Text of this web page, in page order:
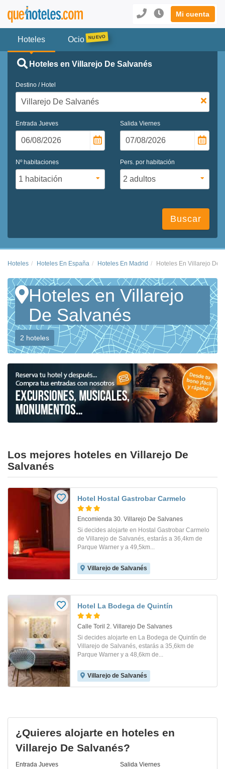
Mi cuenta
Hoteles Ocio
Hoteles en Villarejo De Salvanés
Destino / Hotel
Entrada Jueves Salida Viernes
Nº habitaciones Pers. por habitación
Buscar
Hoteles Hoteles En España Hoteles En Madrid Hoteles En Villarejo De
Hoteles en Villarejo
De Salvanés
2 hoteles
Los mejores hoteles en Villarejo De
Salvanés
Hotel Hostal Gastrobar Carmelo
Encomienda 30. Villarejo De Salvanes
Si decides alojarte en Hostal Gastrobar Carmelo
de Villarejo de Salvanés, estarás a 36,4km de
Parque Warner y a 49,5km...
Villarejo de Salvanés
Hotel La Bodega de Quintín
Calle Toril 2. Villarejo De Salvanes
Si decides alojarte en La Bodega de Quintín de
Villarejo de Salvanés, estarás a 35,6km de
Parque Warner y a 48,6km de...
Villarejo de Salvanés
¿Quieres alojarte en hoteles en
Villarejo De Salvanés?
Entrada Jueves Salida Viernes